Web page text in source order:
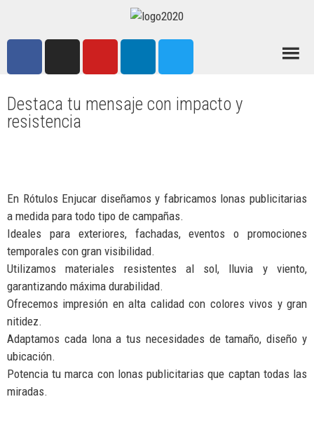
Destaca tu mensaje con impacto y
resistencia
En Rótulos Enjucar diseñamos y fabricamos lonas publicitarias
a medida para todo tipo de campañas.
Ideales para exteriores, fachadas, eventos o promociones
temporales con gran visibilidad.
Utilizamos materiales resistentes al sol, lluvia y viento,
garantizando máxima durabilidad.
Ofrecemos impresión en alta calidad con colores vivos y gran
nitidez.
Adaptamos cada lona a tus necesidades de tamaño, diseño y
ubicación.
Potencia tu marca con lonas publicitarias que captan todas las
miradas.